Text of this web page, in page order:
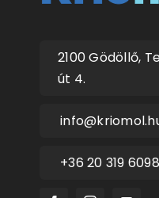
2100 Gödöllő,
út 4.
+36 20 319 6098